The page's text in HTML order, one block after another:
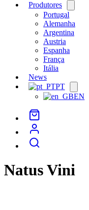
Produtores
menu
Portugal
Alemanha
Argentina
Austria
Espanha
França
Itália
News
PT
menu
EN
Natus Vini